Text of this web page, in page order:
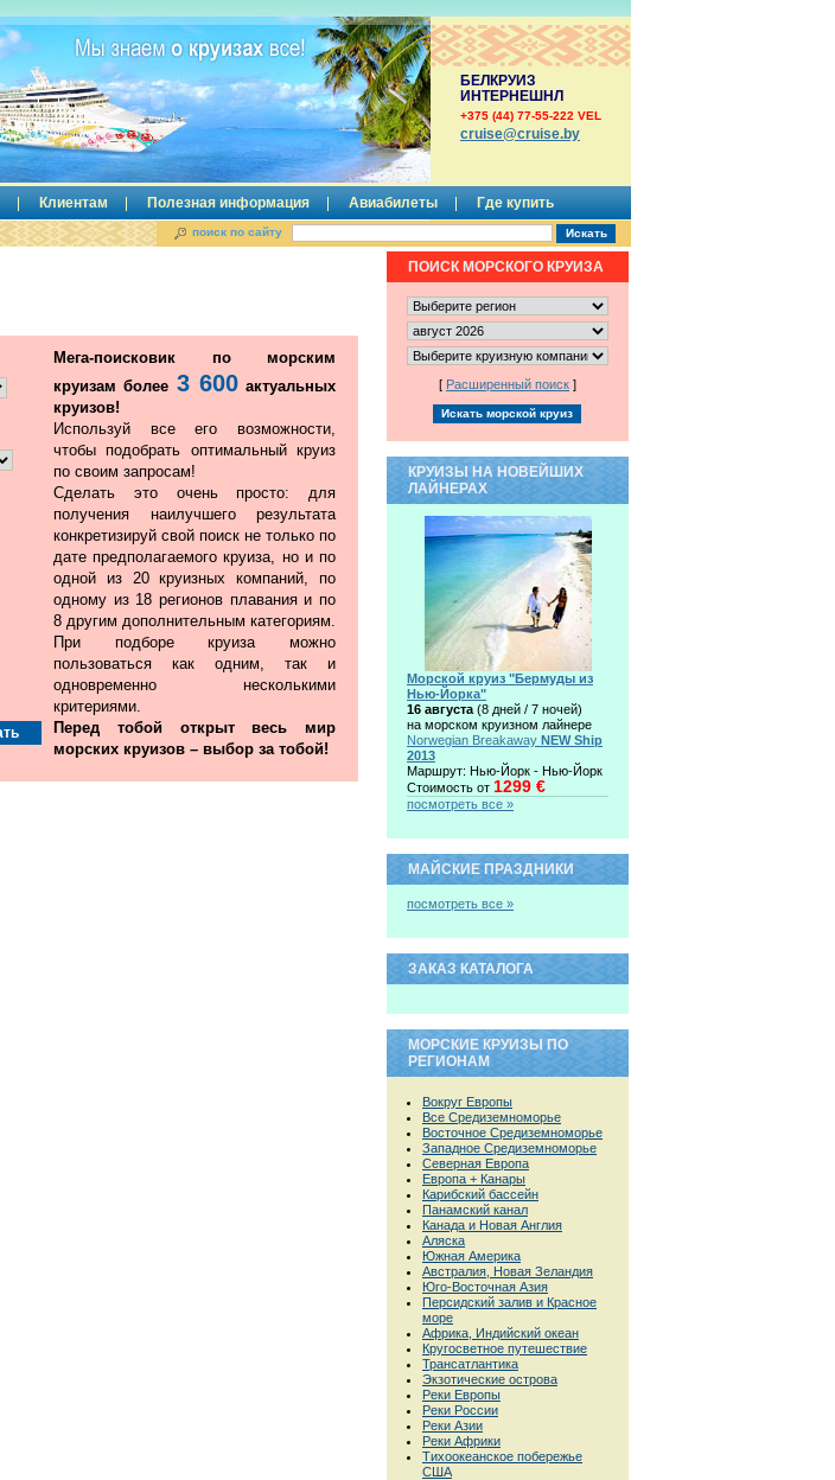
БЕЛКРУИЗ
ИНТЕРНЕШНЛ
+375 (44) 77-55-222 VEL
сruise@cruise.by
Клиентам Полезная информация Авиабилеты Где купить
поиск по сайту
Мега-поисковик по морским
круизам более 3 600актуальных
круизов!
Используй все его возможности,
чтобы подобрать оптимальный круиз
по своим запросам!
Сделать это очень просто: для
получения наилучшего результата
конкретизируй свой поиск не только по
дате предполагаемого круиза, но и по
одной из 20 круизных компаний, по
одному из 18 регионов плавания и по
8 другим дополнительным категориям.
При подборе круиза можно
пользоваться как одним, так и
одновременно несколькими
критериями.
Перед тобой открыт весь мир
морских круизов – выбор за тобой!
ПОИСК МОРСКОГО КРУИЗА
[ Расширенный поиск ]
КРУИЗЫ НА НОВЕЙШИХ
ЛАЙНЕРАХ
Морской круиз "Бермуды из
Нью-Йорка"
16 августа (8 дней / 7 ночей)
на морском круизном лайнере
Norwegian Breakaway NEW Ship
2013
Маршрут: Нью-Йорк - Нью-Йорк
Стоимость от 1299 €
посмотреть все »
МАЙСКИЕ ПРАЗДНИКИ
посмотреть все »
ЗАКАЗ КАТАЛОГА
МОРСКИЕ КРУИЗЫ ПО
РЕГИОНАМ
Вокруг Европы
Все Средиземноморье
Восточное Средиземноморье
Западное Средиземноморье
Северная Европа
Европа + Канары
Карибский бассейн
Панамский канал
Канада и Новая Англия
Аляска
Южная Америка
Австралия, Новая Зеландия
Юго-Восточная Азия
Персидский залив и Красное
море
Африка, Индийский океан
Кругосветное путешествие
Трансатлантика
Экзотические острова
Реки Европы
Реки России
Реки Азии
Реки Африки
Тихоокеанское побережье
США